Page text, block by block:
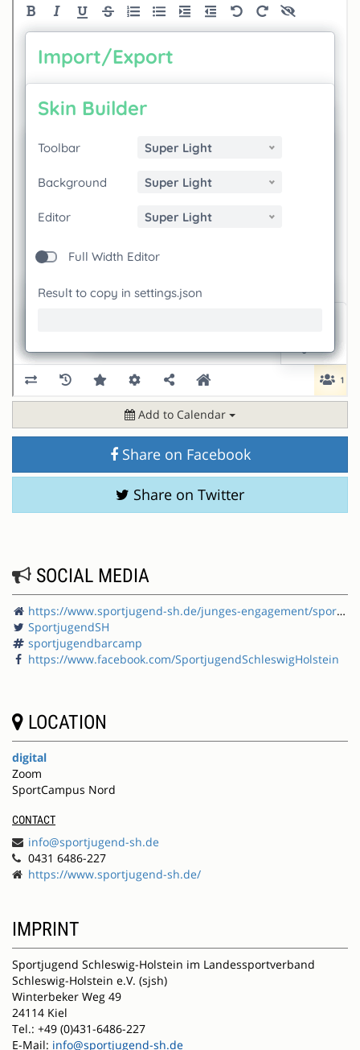
Add to Calendar
Share on Facebook
Share on Twitter
SOCIAL MEDIA
https://www.sportjugend-sh.de/junges-engagement/sportjugendbarcamp/
SportjugendSH
sportjugendbarcamp
https://www.facebook.com/SportjugendSchleswigHolstein
LOCATION
digital
Zoom
SportCampus Nord
CONTACT
info@sportjugend-sh.de
0431 6486-227
https://www.sportjugend-sh.de/
IMPRINT
Sportjugend Schleswig-Holstein im Landessportverband
Schleswig-Holstein e.V. (sjsh)
Winterbeker Weg 49
24114 Kiel
Tel.: +49 (0)431-6486-227
E-Mail: info@sportjugend-sh.de